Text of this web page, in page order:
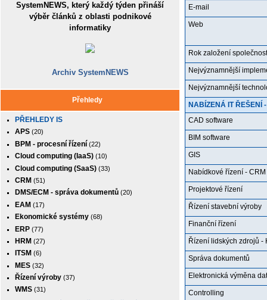
SystemNEWS, který každý týden přináší
výběr článků z oblasti podnikové
informatiky
Archiv SystemNEWS
Přehledy
PŘEHLEDY IS
APS (20)
BPM - procesní řízení (22)
Cloud computing (IaaS) (10)
Cloud computing (SaaS) (33)
CRM (51)
DMS/ECM - správa dokumentů (20)
EAM (17)
Ekonomické systémy (68)
ERP (77)
HRM (27)
ITSM (6)
MES (32)
Řízení výroby (37)
WMS (31)
E-mail
Web
Rok založení
Nejvýznamnější
Nejvýznamnější
NABÍZENÁ IT ŘEŠENÍ
CAD software
BIM software
GIS
Nabídkové řízení - CRM
Projektové řízení
Řízení stavební výroby
Finanční řízení
Řízení lidských zdrojů -
Správa dokumentů
Elektronická výměna
Controlling